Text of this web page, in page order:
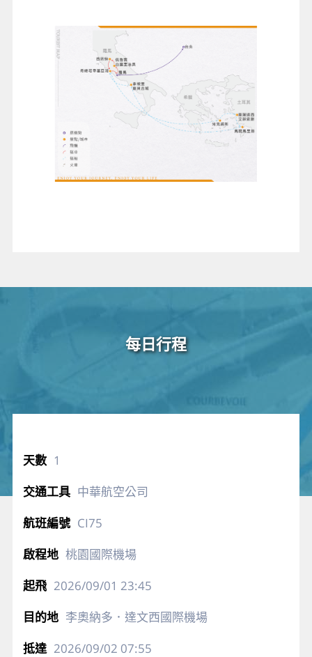
每日行程
1
中華航空公司
CI75
桃園國際機場
2026/09/01 23:45
李奧納多．達文西國際機場
2026/09/02 07:55